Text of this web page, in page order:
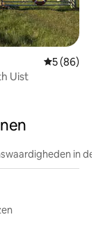
5 (86)
Uist
in